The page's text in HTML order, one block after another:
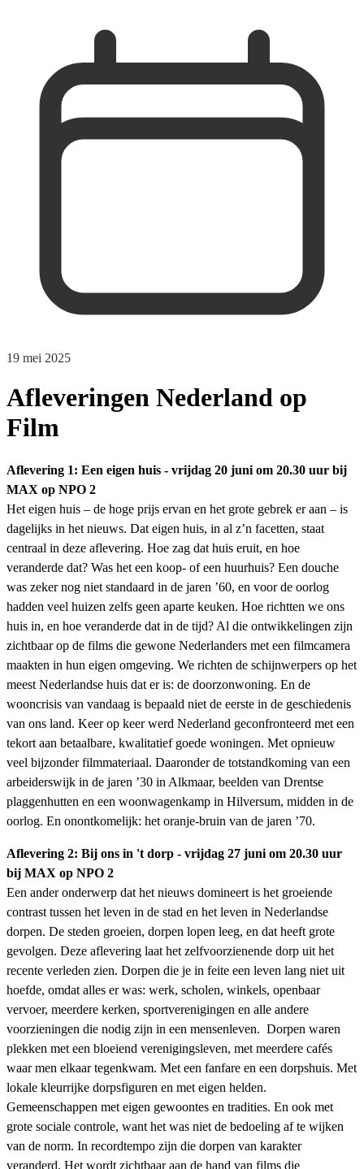
19 mei 2025
Afleveringen Nederland op
Film
Aflevering 1: Een eigen huis - vrijdag 20 juni om 20.30 uur bij
MAX op NPO 2
Het eigen huis – de hoge prijs ervan en het grote gebrek er aan – is
dagelijks in het nieuws. Dat eigen huis, in al z’n facetten, staat
centraal in deze aflevering. Hoe zag dat huis eruit, en hoe
veranderde dat? Was het een koop- of een huurhuis? Een douche
was zeker nog niet standaard in de jaren ’60, en voor de oorlog
hadden veel huizen zelfs geen aparte keuken. Hoe richtten we ons
huis in, en hoe veranderde dat in de tijd? Al die ontwikkelingen zijn
zichtbaar op de films die gewone Nederlanders met een filmcamera
maakten in hun eigen omgeving. We richten de schijnwerpers op het
meest Nederlandse huis dat er is: de doorzonwoning. En de
wooncrisis van vandaag is bepaald niet de eerste in de geschiedenis
van ons land. Keer op keer werd Nederland geconfronteerd met een
tekort aan betaalbare, kwalitatief goede woningen. Met opnieuw
veel bijzonder filmmateriaal. Daaronder de totstandkoming van een
arbeiderswijk in de jaren ’30 in Alkmaar, beelden van Drentse
plaggenhutten en een woonwagenkamp in Hilversum, midden in de
oorlog. En onontkomelijk: het oranje-bruin van de jaren ’70.
Aflevering 2: Bij ons in 't dorp - vrijdag 27 juni om 20.30 uur
bij MAX op NPO 2
Een ander onderwerp dat het nieuws domineert is het groeiende
contrast tussen het leven in de stad en het leven in Nederlandse
dorpen. De steden groeien, dorpen lopen leeg, en dat heeft grote
gevolgen. Deze aflevering laat het zelfvoorzienende dorp uit het
recente verleden zien. Dorpen die je in feite een leven lang niet uit
hoefde, omdat alles er was: werk, scholen, winkels, openbaar
vervoer, meerdere kerken, sportverenigingen en alle andere
voorzieningen die nodig zijn in een mensenleven. Dorpen waren
plekken met een bloeiend verenigingsleven, met meerdere cafés
waar men elkaar tegenkwam. Met een fanfare en een dorpshuis. Met
lokale kleurrijke dorpsfiguren en met eigen helden.
Gemeenschappen met eigen gewoontes en tradities. En ook met
grote sociale controle, want het was niet de bedoeling af te wijken
van de norm. In recordtempo zijn die dorpen van karakter
veranderd. Het wordt zichtbaar aan de hand van films die